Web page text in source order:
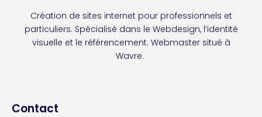
Création de sites internet pour professionnels et
particuliers. Spécialisé dans le Webdesign, l’identité
visuelle et le référencement. Webmaster situé à
Wavre.
Contact